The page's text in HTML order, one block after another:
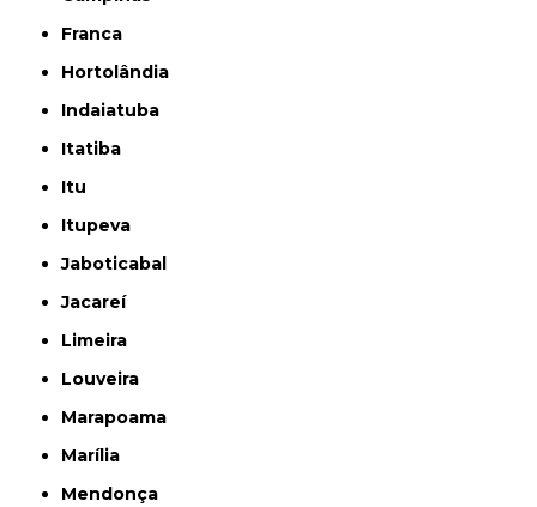
Franca
Hortolândia
Indaiatuba
Itatiba
Itu
Itupeva
Jaboticabal
Jacareí
Limeira
Louveira
Marapoama
Marília
Mendonça